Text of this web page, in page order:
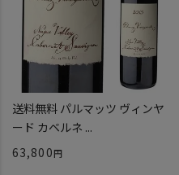
送料無料 パルマッツ ヴィンヤ
ード カベルネ ...
63,800